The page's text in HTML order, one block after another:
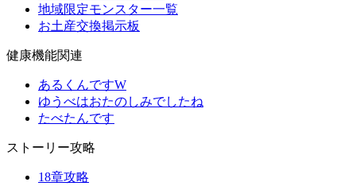
地域限定モンスター一覧
お土産交換掲示板
健康機能関連
あるくんですW
ゆうべはおたのしみでしたね
たべたんです
ストーリー攻略
18章攻略